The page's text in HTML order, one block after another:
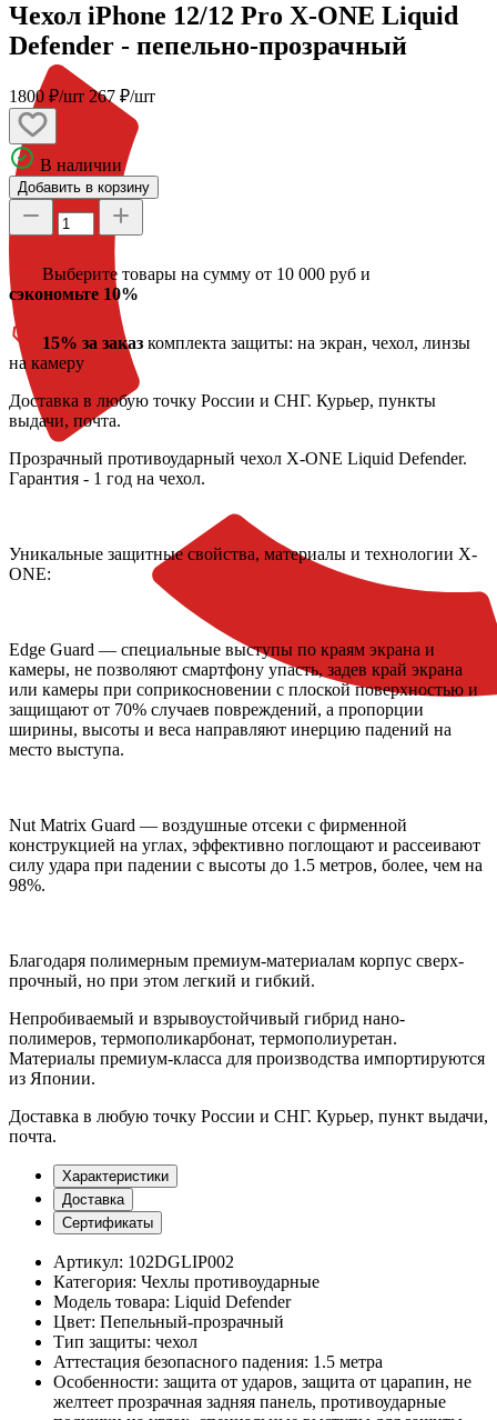
Чехол iPhone 12/12 Pro X-ONE Liquid
Defender - пепельно-прозрачный
1800 ₽/шт 267 ₽/шт
В наличии
Добавить в корзину
Выберите товары на сумму от 10 000 руб и
сэкономьте 10%
15% за заказ комплекта защиты: на экран, чехол, линзы
на камеру
Доставка в любую точку России и СНГ. Курьер, пункты
выдачи, почта.
Прозрачный противоударный чехол X-ONE Liquid Defender.
Гарантия - 1 год на чехол.
Уникальные защитные свойства, материалы и технологии X-
ONE:
Edge Guard — специальные выступы по краям экрана и
камеры, не позволяют смартфону упасть, задев край экрана
или камеры при соприкосновении с плоской поверхностью и
защищают от 70% случаев повреждений, а пропорции
ширины, высоты и веса направляют инерцию падений на
место выступа.
Nut Matrix Guard — воздушные отсеки с фирменной
конструкцией на углах, эффективно поглощают и рассеивают
силу удара при падении с высоты до 1.5 метров, более, чем на
98%.
Благодаря полимерным премиум-материалам корпус сверх-
прочный, но при этом легкий и гибкий.
Непробиваемый и взрывоустойчивый гибрид нано-
полимеров, термополикарбонат, термополиуретан.
Материалы премиум-класса для производства импортируются
из Японии.
Доставка в любую точку России и СНГ. Курьер, пункт выдачи,
почта.
Характеристики
Доставка
Сертификаты
Артикул: 102DGLIP002
Категория: Чехлы противоударные
Модель товара: Liquid Defender
Цвет: Пепельный-прозрачный
Тип защиты: чехол
Аттестация безопасного падения: 1.5 метра
Особенности: защита от ударов, защита от царапин, не
желтеет прозрачная задняя панель, противоударные